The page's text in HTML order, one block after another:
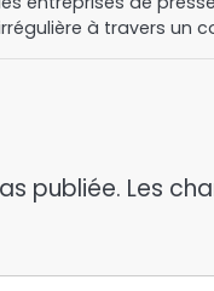
à travers un
publiée. Les